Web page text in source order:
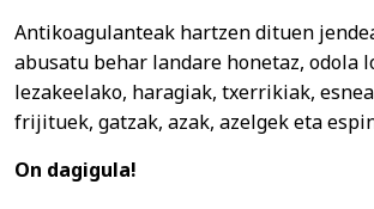
Antikoagulanteak hartzen dituen
abusatu behar landare honetaz, odola
lezakeelako, haragiak, txerrikiak,
frijituek, gatzak, azak, azelgek eta
On dagigula!